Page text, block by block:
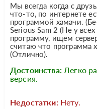
Мы всегда когда с
что-то, по интернете
программой хамачи.
Serious Sam 2 (Не у
программу, ищем
считаю что программа
(Отлично).
Достоинства: Легко
версия.
Недостатки: Нету.